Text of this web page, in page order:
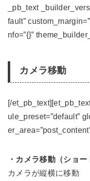
_pb_text
fault”
nfo=”{}”
カメラ移動
[/
ule_preset=”default”
・カメラ移動（ショー
カメラが縦横に移動